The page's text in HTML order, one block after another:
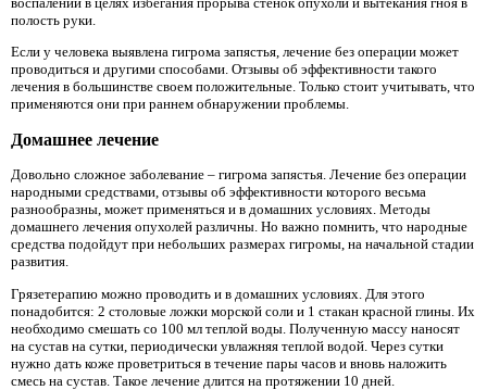
полость руки.
Если у человека выявлена гигрома запястья, лечение без операции может
проводиться и другими способами. Отзывы об эффективности такого
лечения в большинстве своем положительные. Только стоит учитывать, что
применяются они при раннем обнаружении проблемы.
Домашнее лечение
Довольно сложное заболевание – гигрома запястья. Лечение без операции
народными средствами, отзывы об эффективности которого весьма
разнообразны, может применяться и в домашних условиях. Методы
домашнего лечения опухолей различны. Но важно помнить, что народные
средства подойдут при небольших размерах гигромы, на начальной стадии
развития.
Грязетерапию можно проводить и в домашних условиях. Для этого
понадобится: 2 столовые ложки морской соли и 1 стакан красной глины. Их
необходимо смешать со 100 мл теплой воды. Полученную массу наносят
на сустав на сутки, периодически увлажняя теплой водой. Через сутки
нужно дать коже проветриться в течение пары часов и вновь наложить
смесь на сустав. Такое лечение длится на протяжении 10 дней.